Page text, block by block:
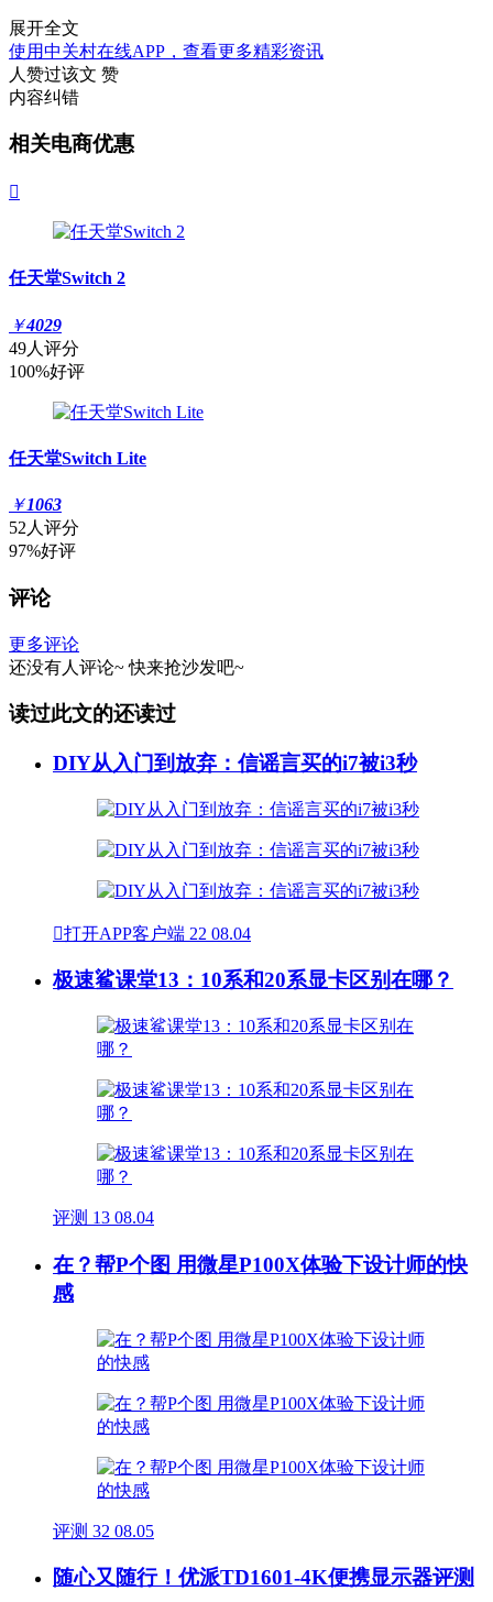
展开全文
使用中关村在线APP，查看更多精彩资讯
人赞过该文 赞
内容纠错
相关电商优惠

任天堂Switch 2
￥4029
49人评分
100%好评
任天堂Switch Lite
￥1063
52人评分
97%好评
评论
更多评论
还没有人评论~ 快来抢沙发吧~
读过此文的还读过
DIY从入门到放弃：信谣言买的i7被i3秒
打开APP客户端 22 08.04
极速鲨课堂13：10系和20系显卡区别在哪？
评测 13 08.04
在？帮P个图 用微星P100X体验下设计师的快
感
评测 32 08.05
随心又随行！优派TD1601-4K便携显示器评测